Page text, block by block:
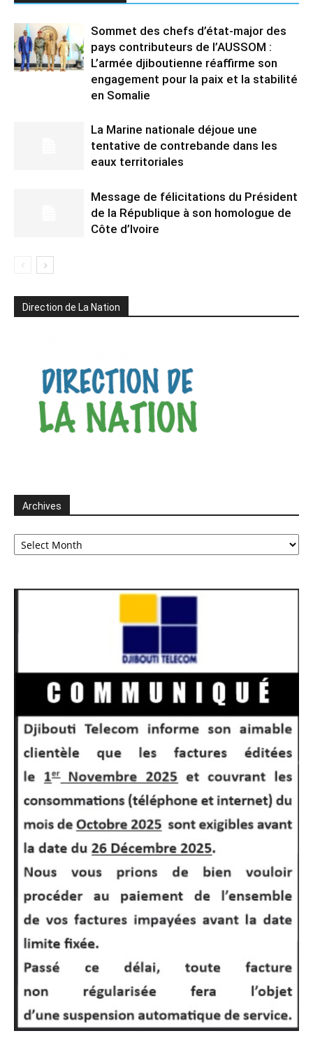
Sommet des chefs d’état-major des
pays contributeurs de l’AUSSOM :
L’armée djiboutienne réaffirme son
engagement pour la paix et la stabilité
en Somalie
La Marine nationale déjoue une
tentative de contrebande dans les
eaux territoriales
Message de félicitations du Président
de la République à son homologue de
Côte d’Ivoire
Direction de La Nation
Archives
Archives